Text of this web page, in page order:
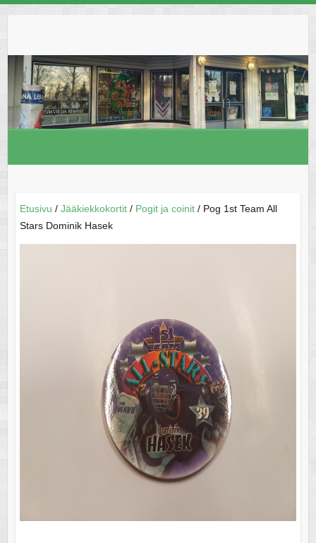
Etusivu / Jääkiekkokortit/ Pogit ja coinit/ Pog 1st Team All
Stars Dominik Hasek